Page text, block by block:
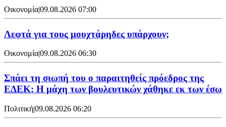
Οικονομία|09.08.2026 07:00
Λεφτά για τους μουχτάρηδες υπάρχουν;
Οικονομία|09.08.2026 06:30
Σπάει τη σιωπή του ο παραιτηθείς πρόεδρος της
ΕΔΕΚ: Η μάχη των βουλευτικών χάθηκε εκ των έσω
Πολιτική|09.08.2026 06:20